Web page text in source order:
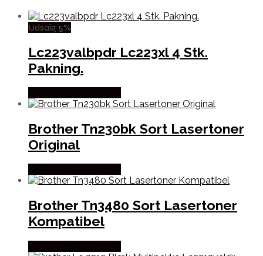
Udsalg 5%
Lc223valbpdr Lc223xl 4 Stk.
Pakning.
Brother Tn230bk Sort Lasertoner
Original
Brother Tn3480 Sort Lasertoner
Kompatibel